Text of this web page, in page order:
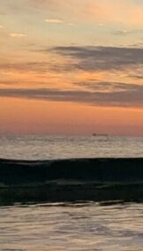
容
を
ス
キ
ッ
プ